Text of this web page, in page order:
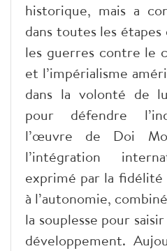
historique, mais a
dans toutes les
les guerres contre le
et l’impérialisme
dans la volonté de
pour défendre
l’œuvre de Doi
l’intégration
exprimé par la fidélité
à l’autonomie,
la souplesse pour
développement.